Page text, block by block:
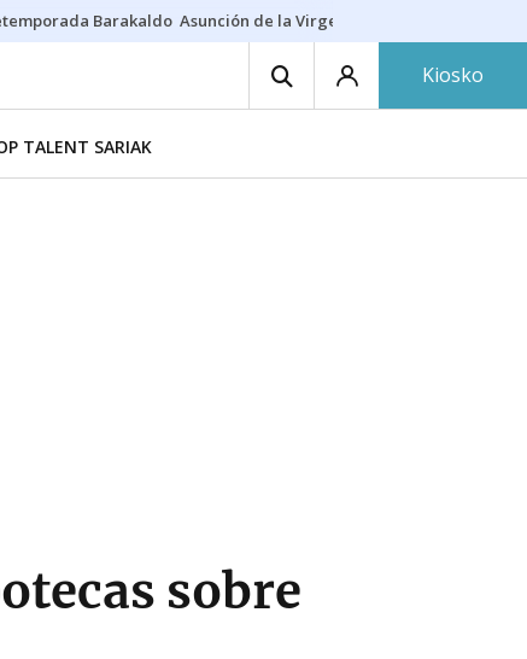
Barakaldo Asunción de la Virgen
Kiosko
TALENT SARIAK
sobre